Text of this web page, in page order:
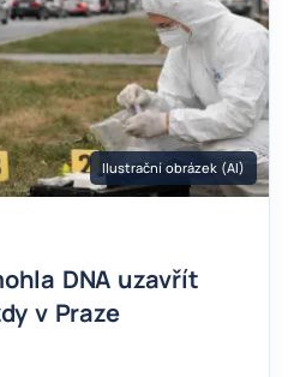
Ilustrační obrázek (AI)
DNA uzavřít
v Praze